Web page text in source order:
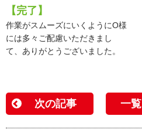
【完了】
作業がスムーズにいくようにO様
には多々ご配慮いただきまし
て、ありがとうございました。
次の記事 一覧